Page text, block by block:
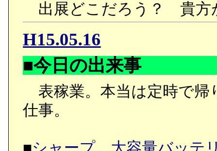
出展どこだろう？ 貴方
H15.05.16
■今日の出来事
表稼業。本当は定時で帰
仕事。